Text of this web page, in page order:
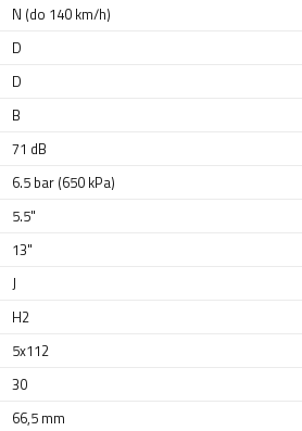
N (do 140 km/h)
D
D
B
71 dB
6.5 bar (650 kPa)
5.5"
13"
J
H2
5x112
30
66,5 mm